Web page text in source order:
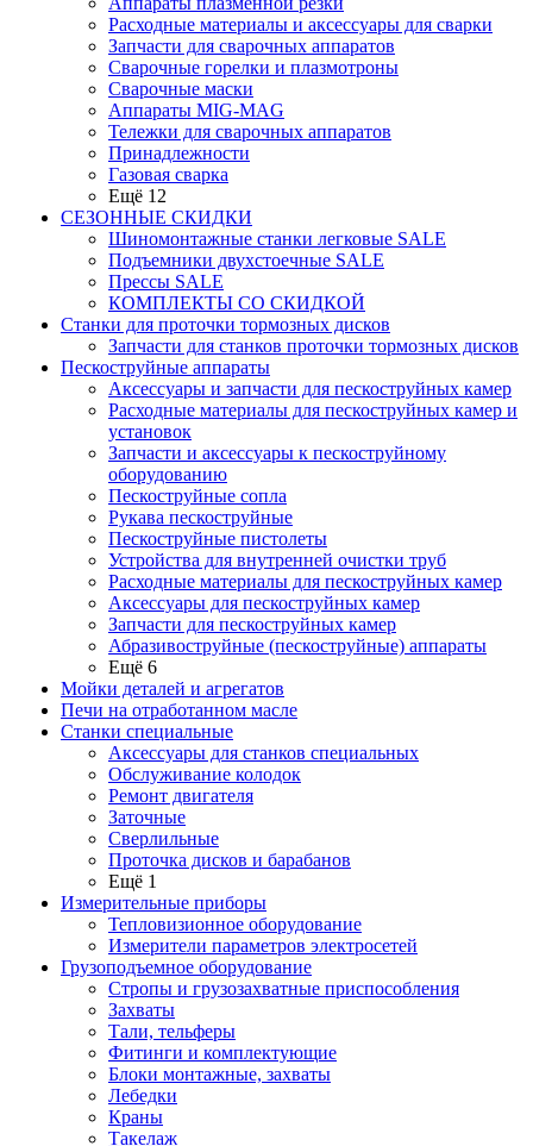
Расходные материалы и аксессуары для сварки
Запчасти для сварочных аппаратов
Сварочные горелки и плазмотроны
Сварочные маски
Аппараты MIG-MAG
Тележки для сварочных аппаратов
Принадлежности
Газовая сварка
Ещё 12
СЕЗОННЫЕ СКИДКИ
Шиномонтажные станки легковые SALE
Подъемники двухстоечные SALE
Прессы SALE
КОМПЛЕКТЫ СО СКИДКОЙ
Станки для проточки тормозных дисков
Запчасти для станков проточки тормозных дисков
Пескоструйные аппараты
Аксессуары и запчасти для пескоструйных камер
Расходные материалы для пескоструйных камер и
установок
Запчасти и аксессуары к пескоструйному
оборудованию
Пескоструйные сопла
Рукава пескоструйные
Пескоструйные пистолеты
Устройства для внутренней очистки труб
Расходные материалы для пескоструйных камер
Аксессуары для пескоструйных камер
Запчасти для пескоструйных камер
Абразивоструйные (пескоструйные) аппараты
Ещё 6
Мойки деталей и агрегатов
Печи на отработанном масле
Станки специальные
Аксессуары для станков специальных
Обслуживание колодок
Ремонт двигателя
Заточные
Сверлильные
Проточка дисков и барабанов
Ещё 1
Измерительные приборы
Тепловизионное оборудование
Измерители параметров электросетей
Грузоподъемное оборудование
Стропы и грузозахватные приспособления
Захваты
Тали, тельферы
Фитинги и комплектующие
Блоки монтажные, захваты
Лебедки
Краны
Такелаж